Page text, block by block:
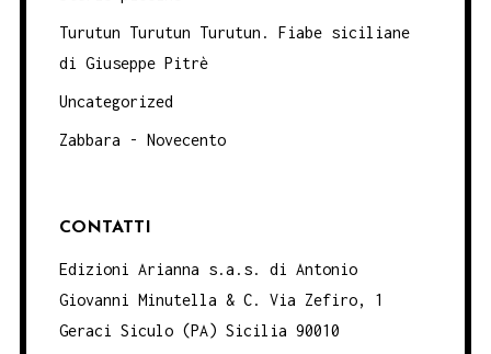
Turutun Turutun Turutun. Fiabe siciliane
di Giuseppe Pitrè
Uncategorized
Zabbara - Novecento
CONTATTI
Edizioni Arianna s.a.s. di Antonio
Giovanni Minutella & C. Via Zefiro, 1
Geraci Siculo (PA) Sicilia 90010